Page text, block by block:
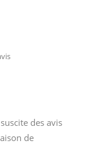
des avis
de